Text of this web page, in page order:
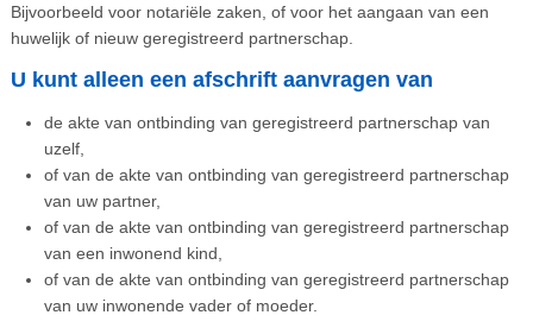
Bijvoorbeeld voor notariële zaken, of voor het aangaan van een
huwelijk of nieuw geregistreerd partnerschap.
U kunt alleen een afschrift aanvragen van
de akte van ontbinding van geregistreerd partnerschap van
uzelf,
of van de akte van ontbinding van geregistreerd partnerschap
van uw partner,
of van de akte van ontbinding van geregistreerd partnerschap
van een inwonend kind,
of van de akte van ontbinding van geregistreerd partnerschap
van uw inwonende vader of moeder.